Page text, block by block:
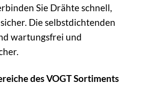
Sie Drähte schnell,
Die selbstdichtenden
wartungsfrei und
des VOGT Sortiments